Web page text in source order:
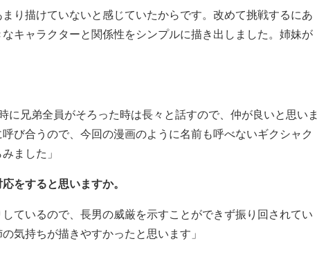
り描けていないと感じていたからです。改めて挑戦するにあ
キャラクターと関係性をシンプルに描き出しました。姉妹が
に兄弟全員がそろった時は長々と話すので、仲が良いと思いま
び合うので、今回の漫画のように名前も呼べないギクシャク
ました」
をすると思いますか。
ているので、長男の威厳を示すことができず振り回されてい
気持ちが描きやすかったと思います」